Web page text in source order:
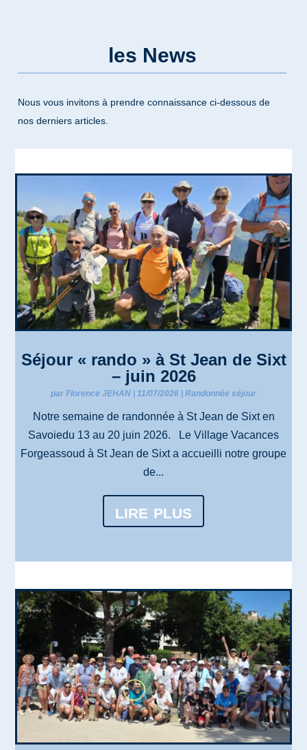
les News
Nous vous invitons à prendre connaissance ci-dessous de
nos derniers articles.
Séjour « rando » à St Jean de Sixt
– juin 2026
par Florence JEHAN | 11/07/2026 | Randonnée séjour
Notre semaine de randonnée à St Jean de Sixt en
Savoiedu 13 au 20 juin 2026. Le Village Vacances
Forgeassoud à St Jean de Sixt a accueilli notre groupe
de...
lire plus